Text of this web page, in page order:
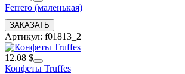
Ferrero (маленькая)
Артикул: f01813_2
12.08 $
Конфеты Truffes